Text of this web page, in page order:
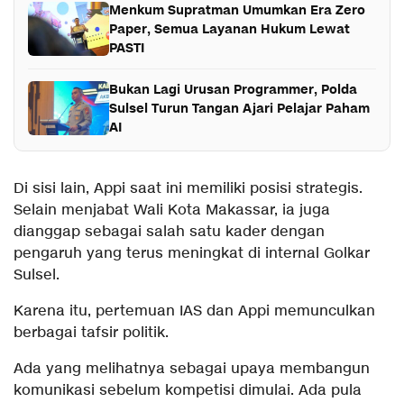
Menkum Supratman Umumkan Era Zero
Paper, Semua Layanan Hukum Lewat
PASTI
Bukan Lagi Urusan Programmer, Polda
Sulsel Turun Tangan Ajari Pelajar Paham
AI
Di sisi lain, Appi saat ini memiliki posisi strategis.
Selain menjabat Wali Kota Makassar, ia juga
dianggap sebagai salah satu kader dengan
pengaruh yang terus meningkat di internal Golkar
Sulsel.
Karena itu, pertemuan IAS dan Appi memunculkan
berbagai tafsir politik.
Ada yang melihatnya sebagai upaya membangun
komunikasi sebelum kompetisi dimulai. Ada pula